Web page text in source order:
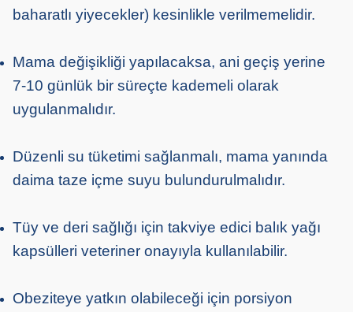
baharatlı yiyecekler) kesinlikle verilmemelidir.
Mama değişikliği yapılacaksa, ani geçiş yerine
7-10 günlük bir süreçte kademeli olarak
uygulanmalıdır.
Düzenli su tüketimi sağlanmalı, mama yanında
daima taze içme suyu bulundurulmalıdır.
Tüy ve deri sağlığı için takviye edici balık yağı
kapsülleri veteriner onayıyla kullanılabilir.
Obeziteye yatkın olabileceği için porsiyon